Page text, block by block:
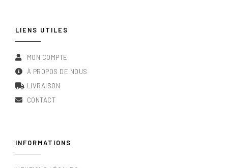
LIENS UTILES
MON COMPTE
À PROPOS DE NOUS
LIVRAISON
CONTACT
INFORMATIONS